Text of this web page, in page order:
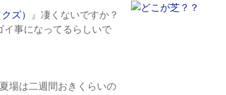
ズ）
』凄くないですか？
イ事になってるらしいで
場は二週間おきくらいの